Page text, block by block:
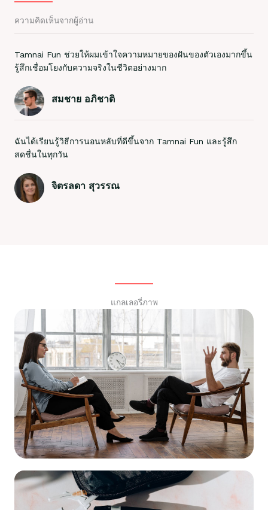
ความคิดเห็นจากผู้อ่าน
Tamnai Fun ช่วยให้ผมเข้าใจความหมายของฝันของตัวเองมากขึ้น
รู้สึกเชื่อมโยงกับความจริงในชีวิตอย่างมาก
สมชาย อภิชาติ
ฉันได้เรียนรู้วิธีการนอนหลับที่ดีขึ้นจาก Tamnai Fun และรู้สึก
สดชื่นในทุกวัน
จิตรลดา สุวรรณ
แกลเลอรี่ภาพ